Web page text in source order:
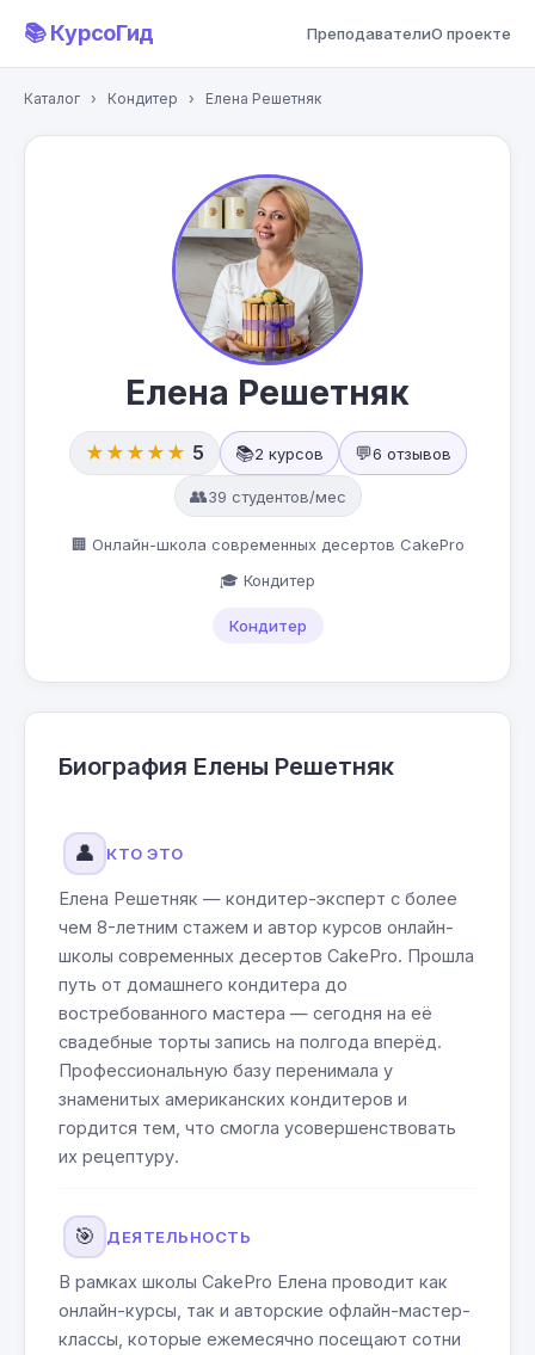
📚 КурсоГид ПреподавателиО проекте
Каталог › Кондитер › Елена Решетняк
Елена Решетняк
★★★★★ 5 📚2 курсов 💬6 отзывов
👥39 студентов/мес
🏢 Онлайн-школа современных десертов CakePro
🎓 Кондитер
Кондитер
Биография Елены Решетняк
👤 КТО ЭТО
Елена Решетняк — кондитер-эксперт с более
чем 8-летним стажем и автор курсов онлайн-
школы современных десертов CakePro. Прошла
путь от домашнего кондитера до
востребованного мастера — сегодня на её
свадебные торты запись на полгода вперёд.
Профессиональную базу перенимала у
знаменитых американских кондитеров и
гордится тем, что смогла усовершенствовать
их рецептуру.
🎯 ДЕЯТЕЛЬНОСТЬ
В рамках школы CakePro Елена проводит как
онлайн-курсы, так и авторские офлайн-мастер-
классы, которые ежемесячно посещают сотни